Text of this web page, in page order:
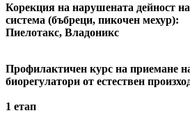
Корекция на нарушената дейност
система (бъбреци, пикочен мехур):
Пиелотакс, Владоникс
Профилактичен курс на приемане
биорегулатори от естествен
1 етап